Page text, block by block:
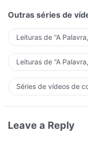
Outras séries de
Leituras de “A
Leituras de “A
Séries de vídeos de
Leave a Reply